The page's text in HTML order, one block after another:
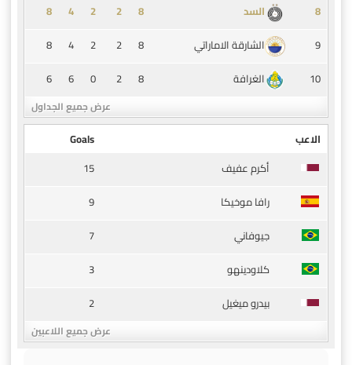
8
السد 8
2
2
4
8
9
الشارقة الاماراتي 8
2
2
4
8
10
الغرافة 8
2
0
6
6
عرض جميع الجداول
الاعب
Goals
أكرم عفيف
15
رافا موخيكا
9
جيوفاني
7
كلاودينهو
3
بيدرو ميغيل
2
عرض جميع اللاعبين